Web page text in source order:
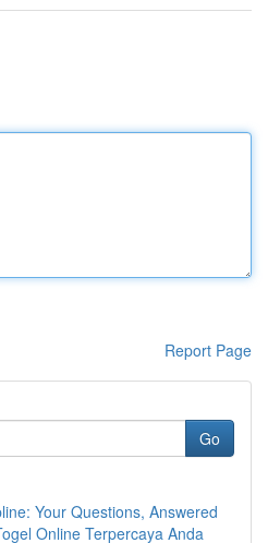
Report Page
Go
Your Questions, Answered
Online Terpercaya Anda